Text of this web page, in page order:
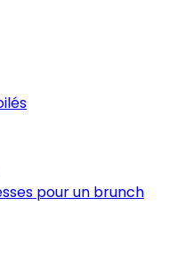
pour un brunch